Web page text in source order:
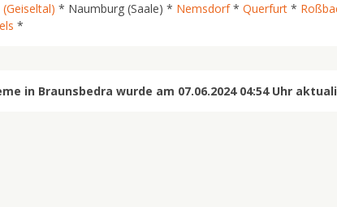
* Naumburg (Saale) * Nemsdorf* Querfurt *
*
in Braunsbedra wurde am 07.06.2024 04:54 Uhr